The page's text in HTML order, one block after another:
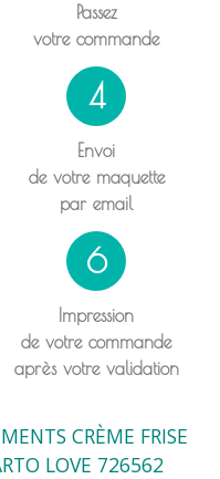
Passez
votre commande
4
Envoi
de votre maquette
par email
6
Impression
de votre commande
après votre validation
CRÈME FRISE
LOVE 726562